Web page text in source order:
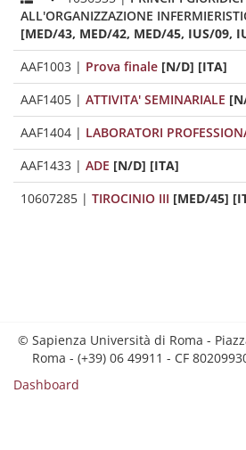
ALL'ORGANIZZAZIONE
[MED/43, MED/42, MED/45, IUS/09,
AAF1003 | Prova finale [N/D] [ITA]
AAF1405 | ATTIVITA' SEMINARIALE
AAF1404 | LABORATORI
AAF1433 | ADE [N/D] [ITA]
10607285 | TIROCINIO III [MED/45]
© Sapienza Università di Roma -
Roma - (+39) 06 49911 - CF
Dashboard